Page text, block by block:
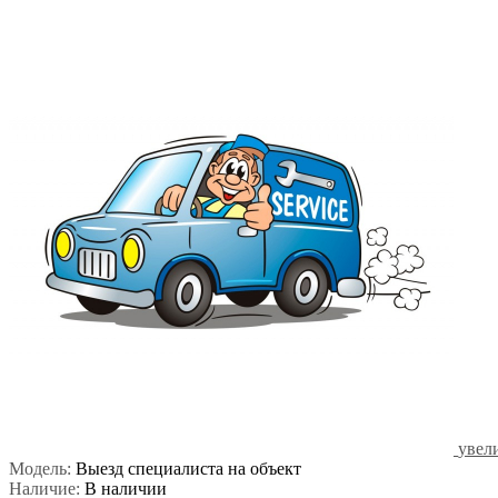
Модель: Выезд специалиста на объект
Наличие: В наличии